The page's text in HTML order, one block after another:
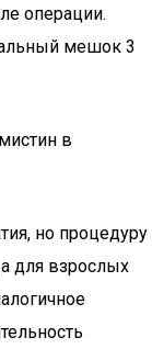
операции.
мешок 3
в
но процедуру
для взрослых